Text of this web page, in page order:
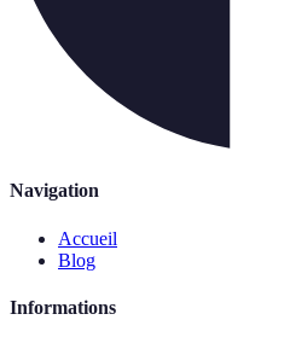
Navigation
Accueil
Blog
Informations